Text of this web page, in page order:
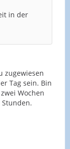
in der
zugewiesen
Tag sein. Bin
Wochen